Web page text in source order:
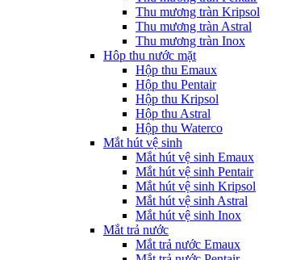
Thu mương tràn Kripsol
Thu mương tràn Astral
Thu mương tràn Inox
Hôp thu nước mặt
Hộp thu Emaux
Hộp thu Pentair
Hộp thu Kripsol
Hộp thu Astral
Hộp thu Waterco
Mắt hút vệ sinh
Mắt hút vệ sinh Emaux
Mắt hút vệ sinh Pentair
Mắt hút vệ sinh Kripsol
Mắt hút vệ sinh Astral
Mắt hút vệ sinh Inox
Mắt trả nước
Mắt trả nước Emaux